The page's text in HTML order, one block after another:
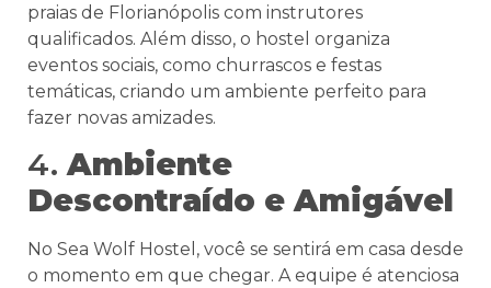
praias de Florianópolis com instrutores
qualificados. Além disso, o hostel organiza
eventos sociais, como churrascos e festas
temáticas, criando um ambiente perfeito para
fazer novas amizades.
4.Ambiente
Descontraído e Amigável
No Sea Wolf Hostel, você se sentirá em casa desde
o momento em que chegar. A equipe é atenciosa